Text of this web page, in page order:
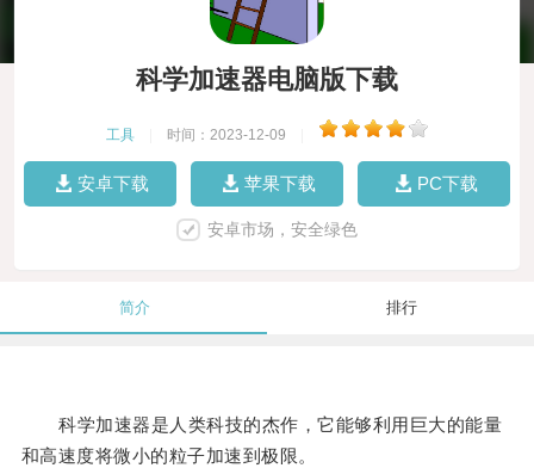
科学加速器电脑版下载
工具 时间：2023-12-09
安卓下载 苹果下载 PC下载
安卓市场，安全绿色
简介 排行
科学加速器是人类科技的杰作，它能够利用巨大的能量
和高速度将微小的粒子加速到极限。